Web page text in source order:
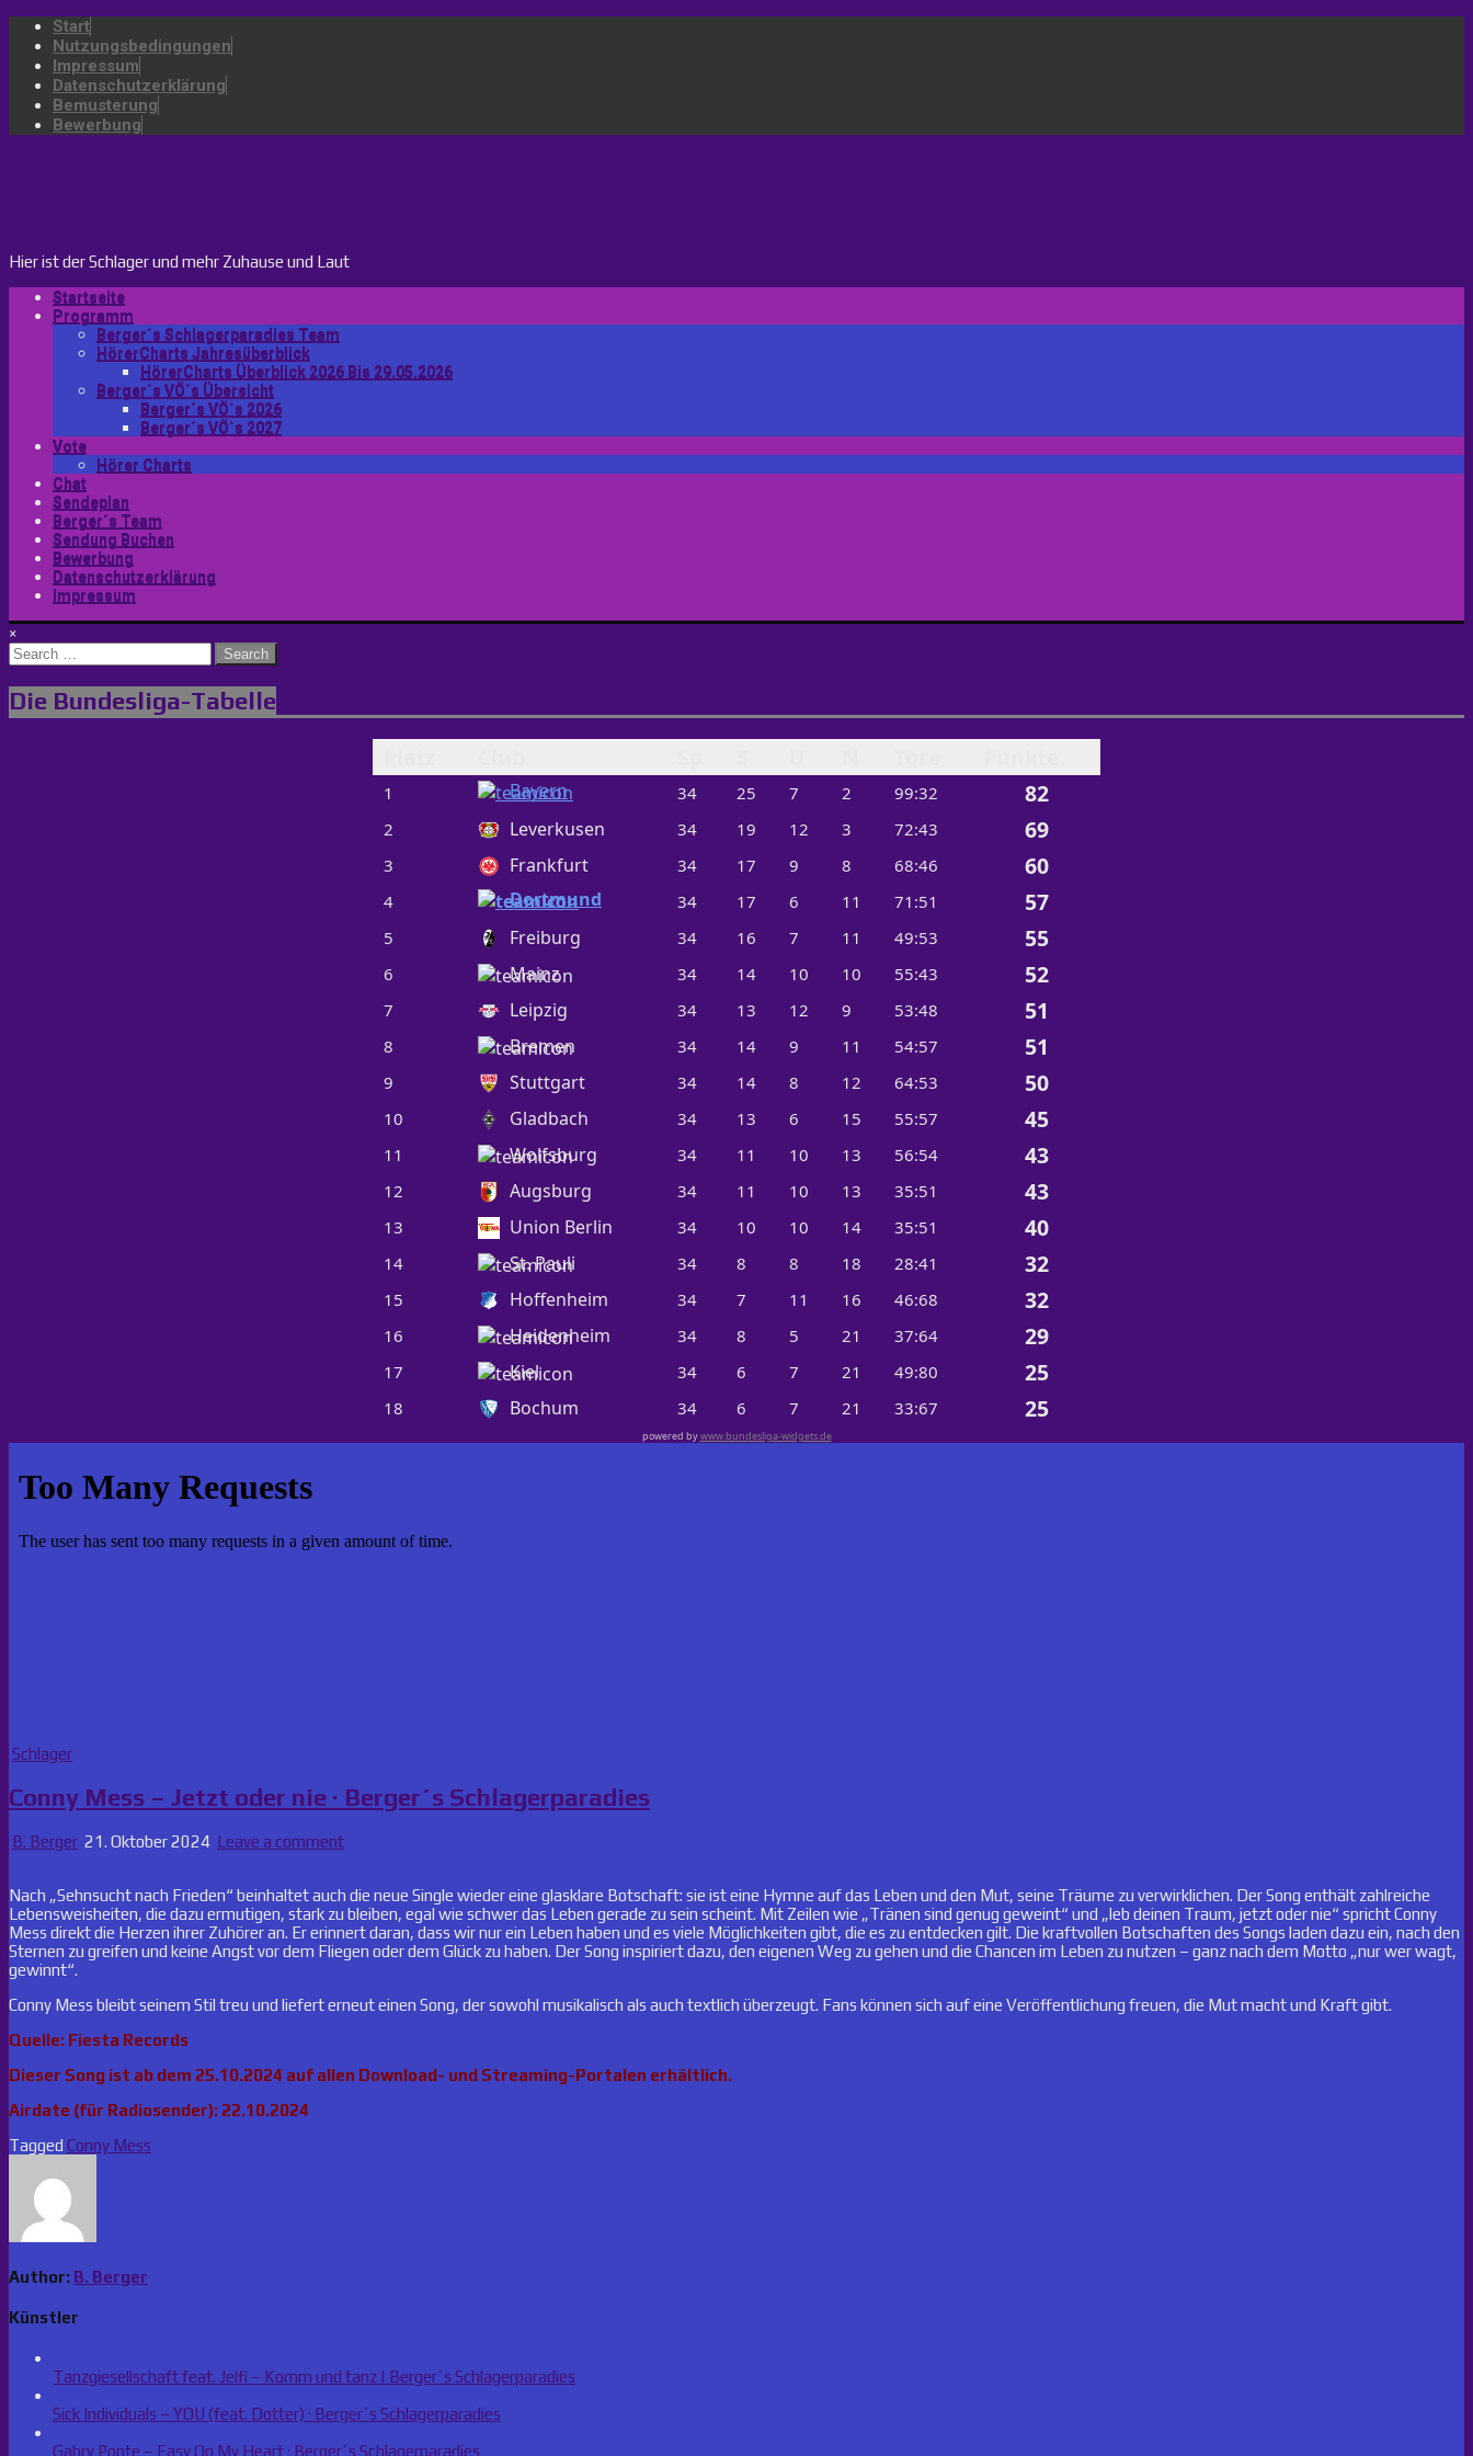
Start
Nutzungsbedingungen
Impressum
Datenschutzerklärung
Bemusterung
Bewerbung
Hier ist der Schlager und mehr Zuhause und Laut
Startseite
Programm
Berger´s Schlagerparadies Team
HörerCharts Jahresüberblick
HörerCharts Überblick 2026 Bis 29.05.2026
Berger´s VÖ´s Übersicht
Berger´s VÖ`s 2026
Berger´s VÖ`s 2027
Vote
Hörer Charts
Chat
Sendeplan
Berger´s Team
Sendung Buchen
Bewerbung
Datenschutzerklärung
Impressum
×
Search
for:
Die Bundesliga-Tabelle
1 Bayern 34 25 7 2 99:32 82
2 Leverkusen 34 19 12 3 72:43 69
3 Frankfurt 34 17 9 8 68:46 60
4 Dortmund 34 17 6 11 71:51 57
5 Freiburg 34 16 7 11 49:53 55
6 Mainz 34 14 10 10 55:43 52
7 Leipzig 34 13 12 9 53:48 51
8 Bremen 34 14 9 11 54:57 51
9 Stuttgart 34 14 8 12 64:53 50
10 Gladbach 34 13 6 15 55:57 45
11 Wolfsburg 34 11 10 13 56:54 43
12 Augsburg 34 11 10 13 35:51 43
13 Union Berlin 34 10 10 14 35:51 40
14 St. Pauli 34 8 8 18 28:41 32
15 Hoffenheim 34 7 11 16 46:68 32
16 Heidenheim 34 8 5 21 37:64 29
17 Kiel 34 6 7 21 49:80 25
18 Bochum 34 6 7 21 33:67 25
powered bywww.bundesliga-widgets.de
Posted
Schlager
Conny Mess – Jetzt oder nie · Berger´s Schlagerparadies
B. Berger 21. Oktober 2024 Leave a comment
Nach „Sehnsucht nach Frieden“ beinhaltet auch die neue Single wieder eine glasklare Botschaft: sie ist eine Hymne auf das Leben und den Mut, seine Träume zu verwirklichen. Der Song enthält zahlreiche
Lebensweisheiten, die dazu ermutigen, stark zu bleiben, egal wie schwer das Leben gerade zu sein scheint. Mit Zeilen wie „Tränen sind genug geweint“ und „leb deinen Traum, jetzt oder nie“ spricht Conny
Mess direkt die Herzen ihrer Zuhörer an. Er erinnert daran, dass wir nur ein Leben haben und es viele Möglichkeiten gibt, die es zu entdecken gilt. Die kraftvollen Botschaften des Songs laden dazu ein, nach den
Sternen zu greifen und keine Angst vor dem Fliegen oder dem Glück zu haben. Der Song inspiriert dazu, den eigenen Weg zu gehen und die Chancen im Leben zu nutzen – ganz nach dem Motto „nur wer wagt,
gewinnt“.
Conny Mess bleibt seinem Stil treu und liefert erneut einen Song, der sowohl musikalisch als auch textlich überzeugt. Fans können sich auf eine Veröffentlichung freuen, die Mut macht und Kraft gibt.
Quelle: Fiesta Records
Dieser Song ist ab dem 25.10.2024 auf allen Download- und Streaming-Portalen erhältlich.
Airdate (für Radiosender): 22.10.2024
Tagged Conny Mess
Author: B. Berger
Künstler
Tanzgiesellschaft feat. Jelfi – Komm und tanz | Berger´s Schlagerparadies
Sick Individuals – YOU (feat. Dotter) · Berger´s Schlagerparadies
Gabry Ponte – Easy On My Heart · Berger´s Schlagerparadies